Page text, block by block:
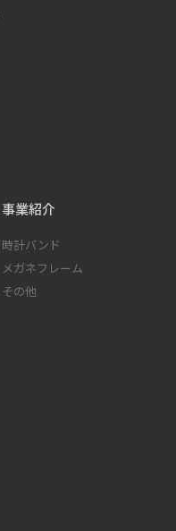
事業紹介
時計バンド
メガネフレーム
その他